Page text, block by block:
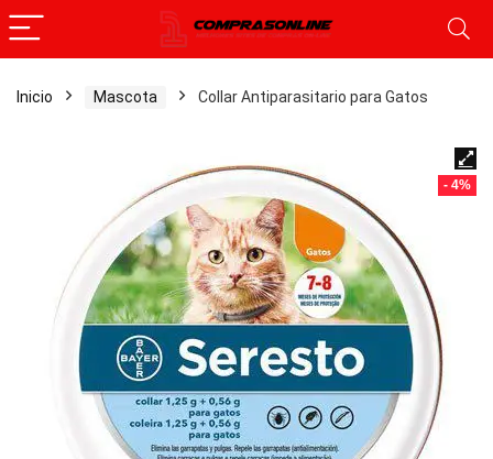
Inicio Mascota Collar Antiparasitario para Gatos
- 4%